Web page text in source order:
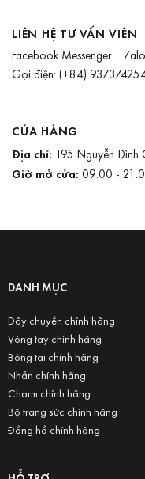
LIÊN HỆ TƯ VẤN VIÊN
Facebook Messenger
Gọi điện: (+84)
CỬA HÀNG
Địa chỉ: 195 Nguyễn Đình
Giờ mở cửa: 09:00 -
DANH MỤC
Dây chuyền chính hãng
Vòng tay chính hãng
Bông tai chính hãng
Nhẫn chính hãng
Charm chính hãng
Bộ trang sức chính hãng
Đồng hồ chính hãng